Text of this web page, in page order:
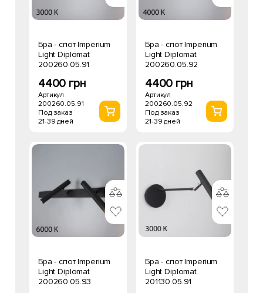
Бра - спот Imperium
Light Diplomat
200260.05.91
4400 грн
Артикул
200260.05.91
Под заказ
21-39 дней
Бра - спот Imperium
Light Diplomat
200260.05.92
4400 грн
Артикул
200260.05.92
Под заказ
21-39 дней
Бра - спот Imperium
Light Diplomat
200260.05.93
Бра - спот Imperium
Light Diplomat
201130.05.91